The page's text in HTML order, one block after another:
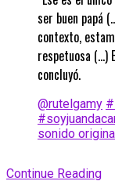
ser buen papá
contexto,
respetuosa (…)
concluyó.
@rutelgamy
sonido
Continue Reading